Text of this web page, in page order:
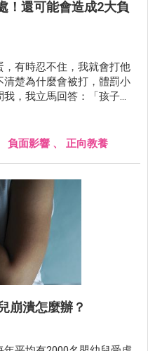
！還可能會造成2大負
，有時忍不住，我就會打他
楚為什麼會被打，體罰小
，我立馬回答：「孩子都
和記憶。」這次要來跟大
負面影響 、 正向教養
崩潰怎麼辦？